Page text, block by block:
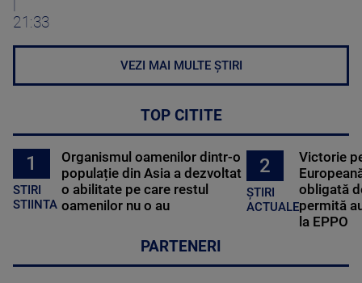
|
21:33
VEZI MAI MULTE ȘTIRI
TOP CITITE
1
STIRI
STIINTA
Organismul oamenilor dintr-o
populație din Asia a dezvoltat
o abilitate pe care restul
oamenilor nu o au
2
ȘTIRI
ACTUALE
Victorie
obligată
permită
la EPPO
PARTENERI